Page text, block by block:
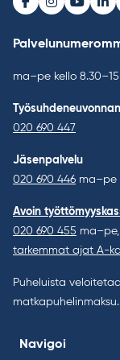
Facebook
Instagram
ma–pe kello
020 690 447
Jäsenpalvelu
020 690 446 ma–pe
Avoin
020 690 455 ma–pe,
tarkemmat ajat A-
Puheluista
matkapuhelinmaksu.
Navigoi